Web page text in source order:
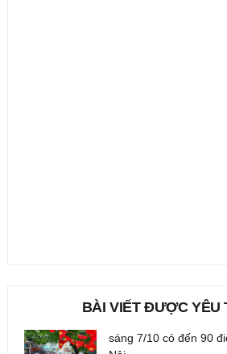
BÀI VIẾT ĐƯỢC YÊU
sáng 7/10 có đến 90